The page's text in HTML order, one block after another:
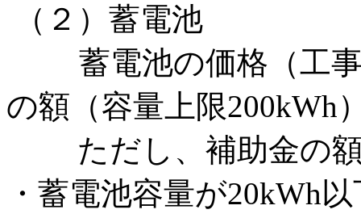
（２）蓄電池
蓄電池の価格（工事
の額（容量上限200kWh
ただし、補助金の額
・蓄電池容量が20kWh